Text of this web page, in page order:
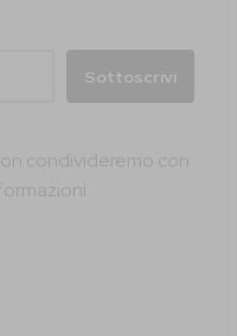
Sottoscrivi